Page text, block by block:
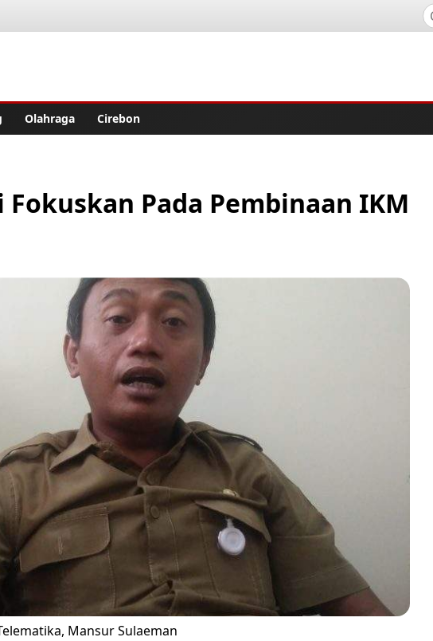
Olahraga Cirebon
Pada Pembinaan IKM
Mansur Sulaeman